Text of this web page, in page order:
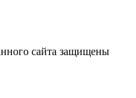
сайта защищены